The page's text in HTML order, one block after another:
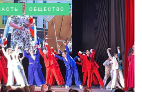
ОБЩЕСТВО